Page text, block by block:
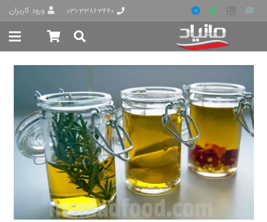
۰۳۱-۳۳۸۶۳۴۴۰ ورود کاربران